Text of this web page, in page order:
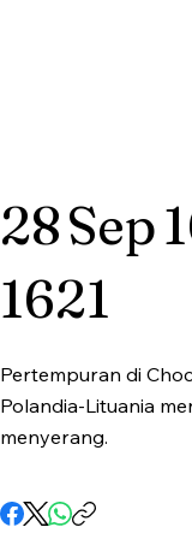
28Sep
1621
Pertempuran di
Polandia-Lituania
menyerang.